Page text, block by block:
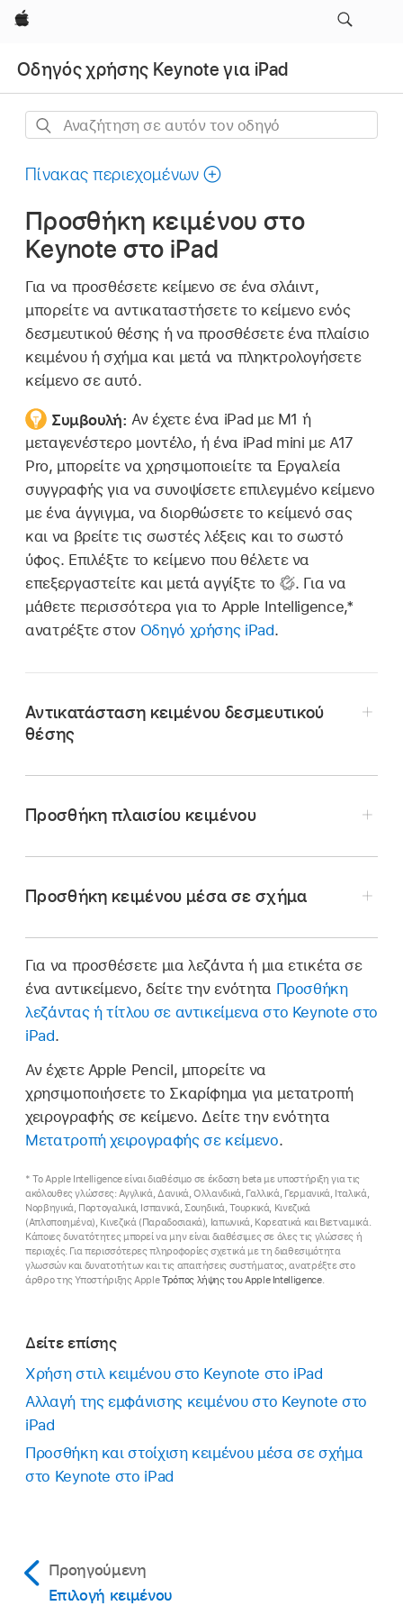
Apple
Οδηγός χρήσης Keynote για iPad
Αναζήτηση
αυτόν
οδηγό
Πίνακας περιεχομένων
Προσθήκη κειμένου στο
Keynote στο iPad
Για να προσθέσετε κείμενο σε ένα σλάιντ,
μπορείτε να αντικαταστήσετε το κείμενο ενός
δεσμευτικού θέσης ή να προσθέσετε ένα πλαίσιο
κειμένου ή σχήμα και μετά να πληκτρολογήσετε
κείμενο σε αυτό.
Συμβουλή:Αν έχετε ένα iPad με M1 ή
μεταγενέστερο μοντέλο, ή ένα iPad mini με A17
Pro, μπορείτε να χρησιμοποιείτε τα Εργαλεία
συγγραφής για να συνοψίσετε επιλεγμένο κείμενο
με ένα άγγιγμα, να διορθώσετε το κείμενό σας
και να βρείτε τις σωστές λέξεις και το σωστό
ύφος. Επιλέξτε το κείμενο που θέλετε να
επεξεργαστείτε και μετά αγγίξτε το
. Για να
μάθετε περισσότερα για το Apple Intelligence,*
ανατρέξτε στον Οδηγό χρήσης iPad.
Αντικατάσταση κειμένου δεσμευτικού
θέσης
Ανοίξτε μια παρουσίαση με δεσμευτικό θέσης
κειμένου.
Αγγίξτε δύο φορές το κείμενο κράτησης θέσης
και μετά πληκτρολογήστε το δικό σας.
Προσθήκη πλαισίου κειμένου
Μεταβείτε στην εφαρμογή Keynote
σε iPad.
Ανοίξτε μια παρουσίαση, αγγίξτε το
γραμμή εργαλείων, αγγίξτε το
αγγίξτε «Κείμενο».
Προστίθεται ένα πλαίσιο κειμένου στο σλάιντ
(μπορείτε να αλλάξετε την εμφάνιση του
κειμένου αργότερα).
Αν δεν μπορείτε να μετακινήσετε το πλαίσιο,
αγγίξτε οπουδήποτε εκτός πλαισίου για να
αποεπιλέξετε το κείμενο και μετά κάντε κλικ
μία φορά στο κείμενο για να επιλέξετε το
πλαίσιο κειμένου του.
Αγγίξτε δύο φορές το κείμενο κράτησης θέσης
κειμένου, σύρετε τη λαβή επιλογής στην
αριστερή ή τη δεξιά πλευρά του πλαισίου.
Προσθήκη κειμένου μέσα σε σχήμα
κείμενό σας.
Εάν το κείμενο που θα εμφανιστεί στο σχήμα
είναι υπερβολικά μεγάλο, εμφανίζεται μια
ένδειξη περικοπής
Για να αλλάξετε το
μέγεθος του σχήματος, αγγίξτε το και μετά
σύρετε μια λαβή επιλογής έως ότου
εμφανιστεί όλο το κείμενο.
Για να προσθέσετε μια λεζάντα ή μια ετικέτα σε
ένα αντικείμενο, δείτε την ενότητα Προσθήκη
λεζάντας ή τίτλου σε αντικείμενα στο Keynote στο
iPad.
Αν έχετε Apple Pencil, μπορείτε να
χρησιμοποιήσετε το Σκαρίφημα για μετατροπή
χειρογραφής σε κείμενο. Δείτε την ενότητα
Μετατροπή χειρογραφής σε κείμενο.
* Το Apple Intelligence είναι διαθέσιμο σε έκδοση beta με υποστήριξη για τις
ακόλουθες γλώσσες: Αγγλικά, Δανικά, Ολλανδικά, Γαλλικά, Γερμανικά, Ιταλικά,
Νορβηγικά, Πορτογαλικά, Ισπανικά, Σουηδικά, Τουρκικά, Κινεζικά
(Απλοποιημένα), Κινεζικά (Παραδοσιακά), Ιαπωνικά, Κορεατικά και Βιετναμικά.
Κάποιες δυνατότητες μπορεί να μην είναι διαθέσιμες σε όλες τις γλώσσες ή
περιοχές. Για περισσότερες πληροφορίες σχετικά με τη διαθεσιμότητα
γλωσσών και δυνατοτήτων και τις απαιτήσεις συστήματος, ανατρέξτε στο
άρθρο της Υποστήριξης AppleΤρόπος λήψης του Apple Intelligence.
Δείτε επίσης
Χρήση στιλ κειμένου στο Keynote στο iPad
Αλλαγή της εμφάνισης κειμένου στο Keynote στο
iPad
Προσθήκη και στοίχιση κειμένου μέσα σε σχήμα
στο Keynote στο iPad
Προηγούμενη
Επιλογή κειμένου